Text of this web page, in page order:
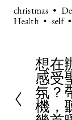
christmas
Health
self
P
r
e
v
想在
感受
氛？
機，